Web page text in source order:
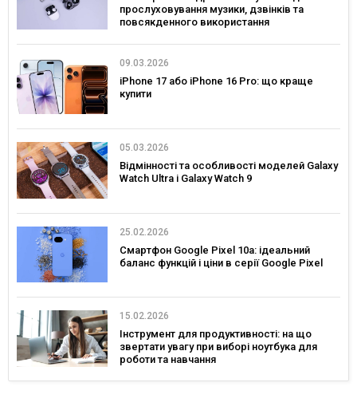
прослуховування музики, дзвінків та
повсякденного використання
09.03.2026
iPhone 17 або iPhone 16 Pro: що краще
купити
05.03.2026
Відмінності та особливості моделей Galaxy
Watch Ultra і Galaxy Watch 9
25.02.2026
Смартфон Google Pixel 10a: ідеальний
баланс функцій і ціни в серії Google Pixel
15.02.2026
Інструмент для продуктивності: на що
звертати увагу при виборі ноутбука для
роботи та навчання